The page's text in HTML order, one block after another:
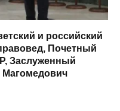
и российский
Почетный
Заслуженный
Магомедович